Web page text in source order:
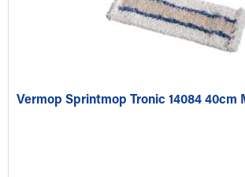
Vermop Sprintmop Tronic 14084 40cm